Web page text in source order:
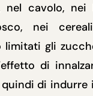
cavolo, nei
nei cereali
limitati gli
di
quindi di indurre